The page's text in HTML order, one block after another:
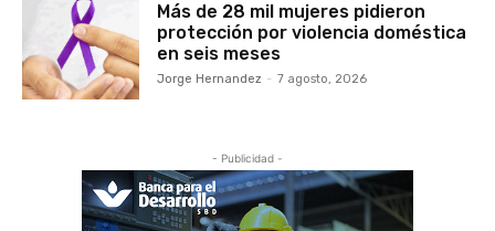
Más de 28 mil mujeres pidieron
protección por violencia doméstica
en seis meses
Jorge Hernandez - 7 agosto, 2026
- Publicidad -